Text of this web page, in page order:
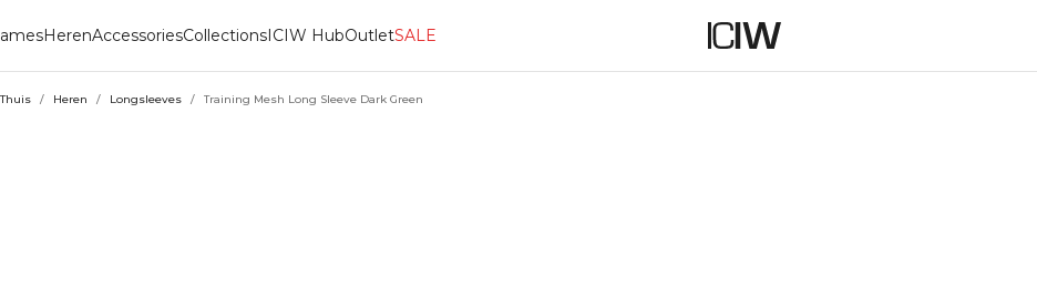
HerenAccessoriesCollectionsICIW HubOutletSALE
Thuis / Heren / Longsleeves / Training Mesh Long Sleeve Dark Green